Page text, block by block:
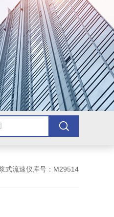
式流速仪库号：M29514